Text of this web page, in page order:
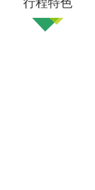
行程特色